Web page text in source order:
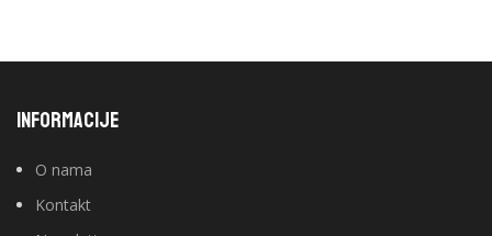
INFORMACIJE
O nama
Kontakt